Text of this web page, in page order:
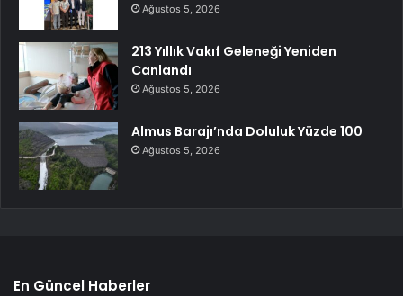
Ağustos 5, 2026
213 Yıllık Vakıf Geleneği Yeniden
Canlandı
Ağustos 5, 2026
Almus Barajı’nda Doluluk Yüzde 100
Ağustos 5, 2026
En Güncel Haberler